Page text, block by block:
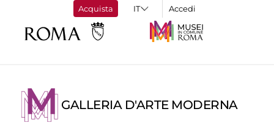
Acquista Accedi
GALLERIA D'ARTE MODERNA